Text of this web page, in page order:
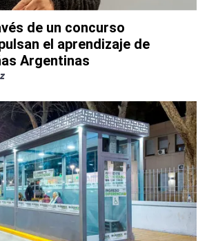
de un concurso
el aprendizaje de
Argentinas